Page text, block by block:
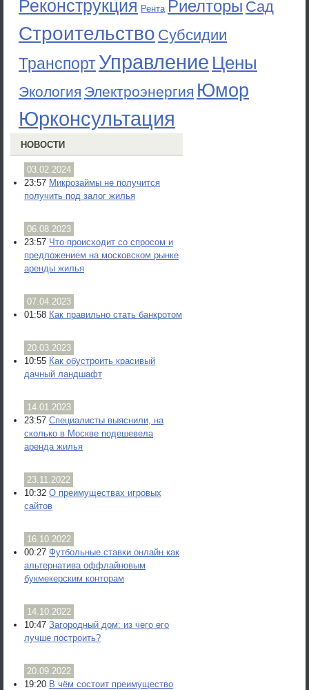
Реконструкция Рента Риелторы Сад
Строительство Субсидии
ТранспортУправление Цены
Экология Электроэнергия Юмор
Юрконсультация
НОВОСТИ
03.02.2024
23:57 Микрозаймы не получится
получить под залог жилья
06.08.2023
23:57 Что происходит со спросом и
предложением на московском рынке
аренды жилья
07.04.2023
01:58 Как правильно стать банкротом
20.03.2023
10:55 Как обустроить красивый
дачный ландшафт
14.01.2023
23:57 Специалисты выяснили, на
сколько в Москве подешевела
аренда жилья
23.11.2022
10:32 О преимуществах игровых
сайтов
16.10.2022
00:27 Футбольные ставки онлайн как
альтернатива оффлайновым
букмекерским конторам
14.10.2022
10:47 Загородный дом: из чего его
лучше построить?
20.09.2022
19:20 В чём состоит преимущество